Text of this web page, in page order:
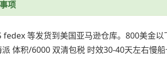
项
fedex 等发货到美国亚马逊仓库。800美金
体积/6000 双清包税 时效30-40天左右慢